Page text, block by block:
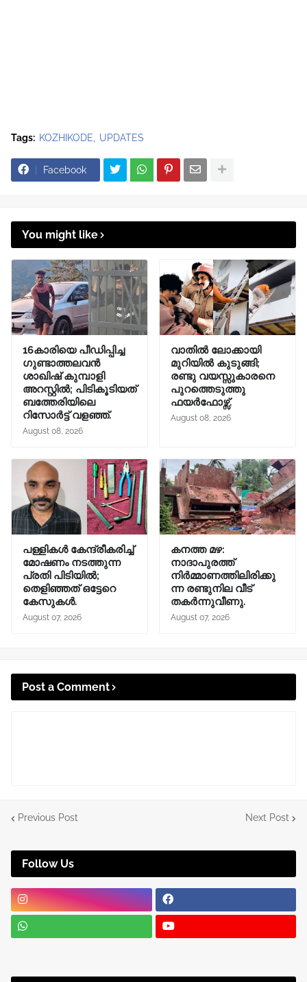
Tags: KOZHIKODE UPDATES
Facebook
You might like
16കാരിയെ പീഡിപ്പിച്ച
ഗുണ്ടാത്തലവൻ
ശാഖിഷ് കുമ്പാളി
അറസ്റ്റിൽ; പിടികൂടിയത്
ബത്തേരിയിലെ
റിസോർട്ട് വളഞ്ഞ്.
August 08, 2026
വാതിൽ ലോക്കായി
മുറിയിൽ കുടുങ്ങി;
രണ്ടു വയസ്സുകാരനെ
പുറത്തെടുത്തു
ഫയർഫോഴ്സ്.
August 08, 2026
പള്ളികൾ കേന്ദ്രീകരിച്ച്
മോഷണം നടത്തുന്ന
പ്രതി പിടിയിൽ;
തെളിഞ്ഞത് ഒട്ടേറെ
കേസുകൾ.
August 07, 2026
കനത്ത മഴ:
നാദാപുരത്ത്
നിർമ്മാണത്തിലിരിക്കു
ന്ന രണ്ടുനില വീട്
തകർന്നുവീണു.
August 07, 2026
Post a Comment
Previous Post Next Post
Follow Us